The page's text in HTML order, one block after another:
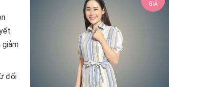
giảm
đối
GIÁ